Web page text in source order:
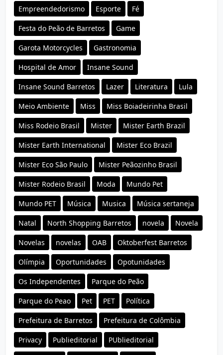
Empreendedorismo Esporte Fé
Festa do Peão de Barretos Game
Garota Motorcycles Gastronomia
Hospital de Amor Insane Sound
Insane Sound Barretos Lazer Literatura Lula
Meio Ambiente Miss Miss Boiadeirinha Brasil
Miss Rodeio Brasil Mister Mister Earth Brazil
Mister Earth International Mister Eco Brazil
Mister Eco São Paulo Mister Peãozinho Brasil
Mister Rodeio Brasil Moda Mundo Pet
Mundo PET Música Musica Música sertaneja
Natal North Shopping Barretos novela Novela
Novelas novelas OAB Oktoberfest Barretos
Olímpia Oportunidades Opotunidades
Os Independentes Parque do Peão
Parque do Peao Pet PET Política
Prefeitura de Barretos Prefeitura de Colômbia
Privacy Publieditorial PUblieditorial